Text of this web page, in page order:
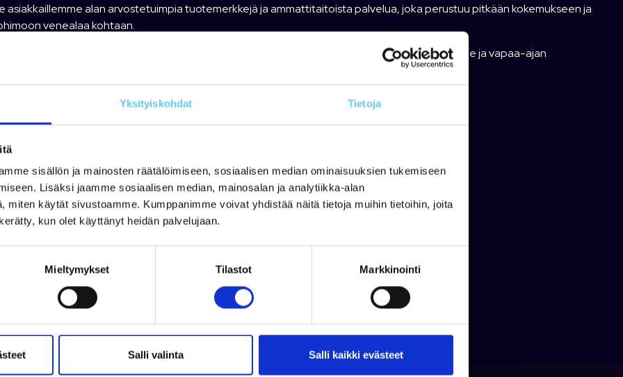
Yksityiskohdat Tietoja
sisällön ja mainosten räätälöimiseen, sosiaalisen median ominaisuuksien tukemiseen
Lisäksi jaamme sosiaalisen median, mainosalan ja analytiikka-alan
miten käytät sivustoamme. Kumppanimme voivat yhdistää näitä tietoja muihin tietoihin, joita
kun olet käyttänyt heidän palvelujaan.
Mieltymykset Tilastot Markkinointi
Salli valinta Salli kaikki evästeet
asiakkaillemme alan arvostetuimpia tuotemerkkejä ja ammattitaitoista palvelua, joka perustuu pitkään kokemukseen ja
venealaa kohtaan.
reilun 20 km päässä Lahdesta kauniissa Vääksyssä, joka tarjoaa upeat puitteet venealan työlle ja vapaa-ajan
Meillä asiakastyytyväisyys ja henkilöstön hyvinvointi ovat kaiken toimintamme ytimessä.